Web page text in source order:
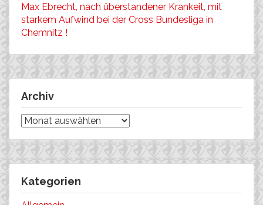
Max Ebrecht, nach überstandener Krankeit, mit
starkem Aufwind bei der Cross Bundesliga in
Chemnitz !
Archiv
Archiv
Kategorien